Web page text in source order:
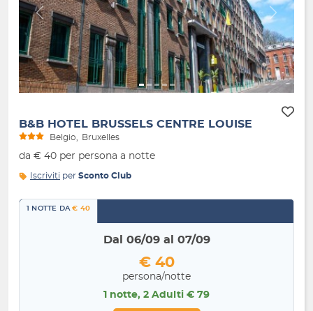
Indietro Avanti
B&B HOTEL BRUSSELS CENTRE LOUISE
Belgio Bruxelles
da € 40 per persona a notte
Iscriviti per Sconto Club
1 NOTTE DA€ 40
Dal 06/09 al 07/09
€ 40
persona/notte
1 notte, 2 Adulti € 79